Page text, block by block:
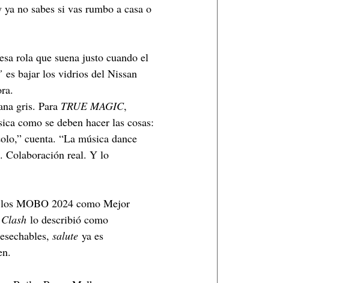
no sabes si vas rumbo a casa o
rola que suena justo cuando el
es bajar los vidrios del Nissan
gris. Para TRUE MAGIC,
como se deben hacer las cosas:
cuenta. “La música dance
Colaboración real. Y lo
MOBO 2024 como Mejor
Clash lo describió como
salute ya es